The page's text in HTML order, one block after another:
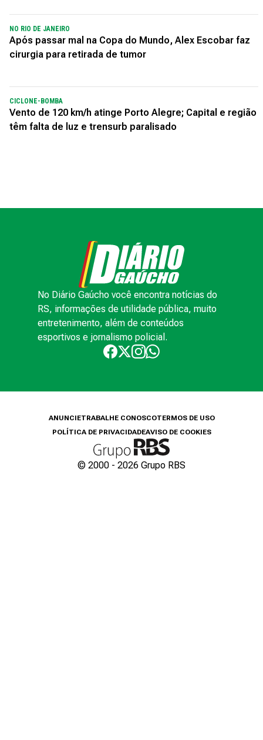
NO RIO DE JANEIRO
Após passar mal na Copa do Mundo, Alex Escobar faz
cirurgia para retirada de tumor
CICLONE-BOMBA
Vento de 120 km/h atinge Porto Alegre; Capital e região
têm falta de luz e trensurb paralisado
No Diário Gaúcho você encontra notícias do
RS, informações de utilidade pública, muito
entretenimento, além de conteúdos
esportivos e jornalismo policial.
ANUNCIETRABALHE CONOSCOTERMOS DE USO
POLÍTICA DE PRIVACIDADEAVISO DE COOKIES
© 2000 - 2026 Grupo RBS